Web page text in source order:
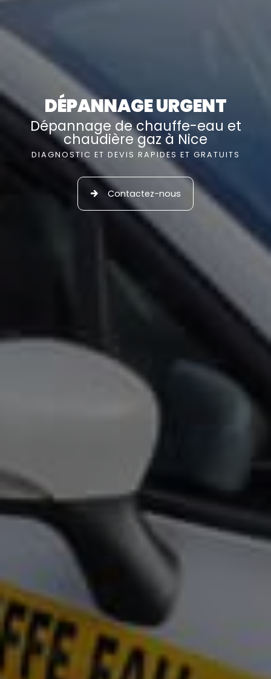
DÉPANNAGE URGENT
Dépannage de chauffe-eau et
chaudière gaz à Nice
DIAGNOSTIC ET DEVIS RAPIDES ET GRATUITS
Contactez-nous